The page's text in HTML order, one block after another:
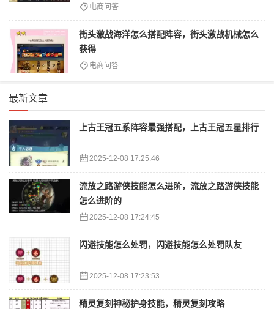
电商问答
街头激战海洋怎么搭配阵容，街头激战机械怎么
获得
电商问答
最新文章
上古王冠五系阵容最强搭配，上古王冠五星排行
2025-12-08 17:25:46
流放之路游侠技能怎么进阶，流放之路游侠技能
怎么进阶的
2025-12-08 17:24:45
闪避技能怎么处罚，闪避技能怎么处罚队友
2025-12-08 17:23:53
精灵复刻神秘护身技能，精灵复刻攻略